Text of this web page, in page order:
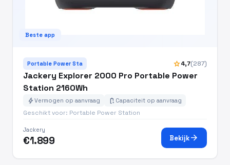
Beste app
Portable Power Sta star4,7(287)
Jackery Explorer 2000 Pro Portable Power
Station 2160Wh
boltVermogen op aanvraag battery_charging_full Capaciteit op aanvraag
Geschikt voor: Portable Power Station
Jackery
€1.899 Bekijkarrow_forward